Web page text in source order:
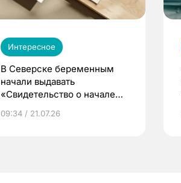
Интересное
В Северске беременным
начали выдавать
«Свидетельство о начале
09:34 / 21.07.26